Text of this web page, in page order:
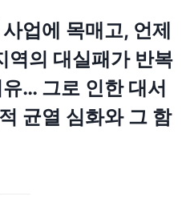
업에 목매고, 언제
역의 대실패가 반복
… 그로 인한 대서
균열 심화와 그 함